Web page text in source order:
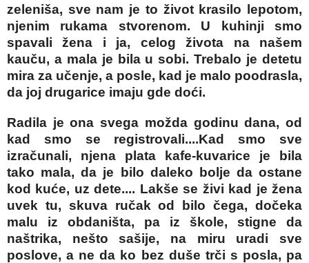
zeleniša, sve nam je to život krasilo lepotom,
njenim rukama stvorenom. U kuhinji smo
spavali žena i ja, celog života na našem
kauču, a mala je bila u sobi. Trebalo je detetu
mira za učenje, a posle, kad je malo poodrasla,
da joj drugarice imaju gde doći.
Radila je ona svega možda godinu dana, od
kad smo se registrovali....Kad smo sve
izračunali, njena plata kafe-kuvarice je bila
tako mala, da je bilo daleko bolje da ostane
kod kuće, uz dete.... Lakše se živi kad je žena
uvek tu, skuva ručak od bilo čega, dočeka
malu iz obdaništa, pa iz škole, stigne da
naštrika, nešto sašije, na miru uradi sve
poslove, a ne da ko bez duše trči s posla, pa